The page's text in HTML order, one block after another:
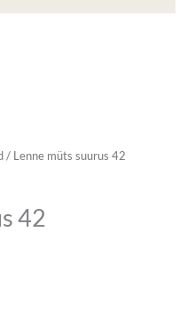
/ Lenne müts suurus 42
42